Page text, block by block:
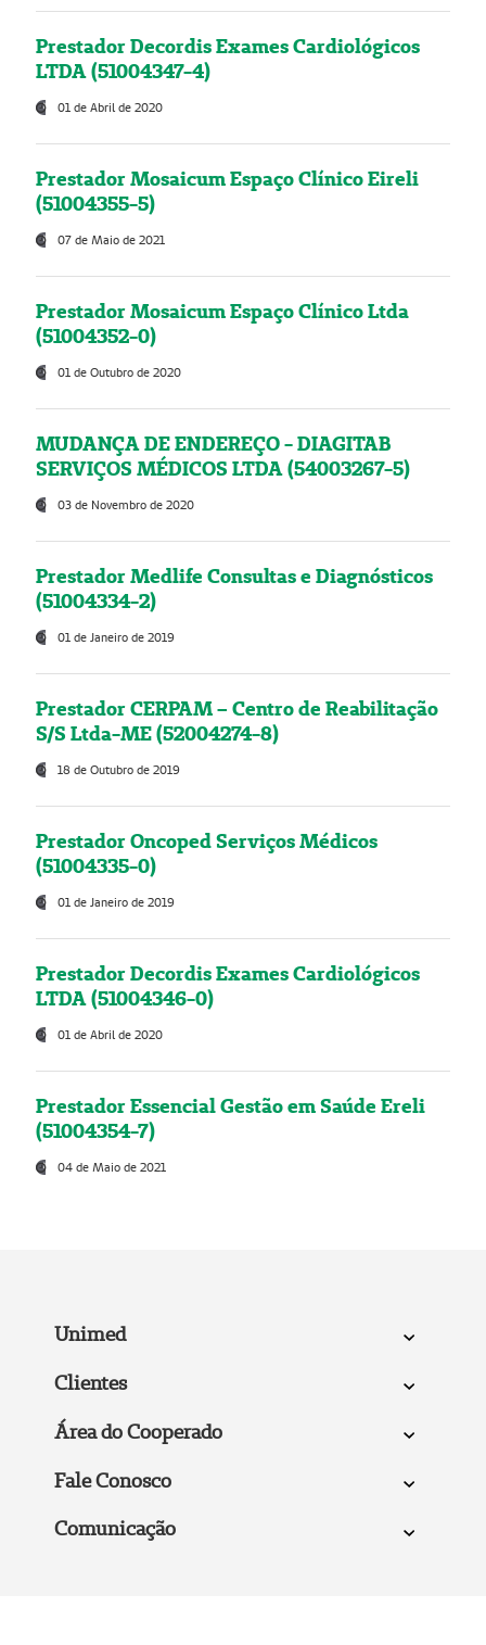
Prestador Decordis Exames Cardiológicos
LTDA (51004347-4)
01 de Abril de 2020
Prestador Mosaicum Espaço Clínico Eireli
(51004355-5)
07 de Maio de 2021
Prestador Mosaicum Espaço Clínico Ltda
(51004352-0)
01 de Outubro de 2020
MUDANÇA DE ENDEREÇO - DIAGITAB
SERVIÇOS MÉDICOS LTDA (54003267-5)
03 de Novembro de 2020
Prestador Medlife Consultas e Diagnósticos
(51004334-2)
01 de Janeiro de 2019
Prestador CERPAM – Centro de Reabilitação
S/S Ltda-ME (52004274-8)
18 de Outubro de 2019
Prestador Oncoped Serviços Médicos
(51004335-0)
01 de Janeiro de 2019
Prestador Decordis Exames Cardiológicos
LTDA (51004346-0)
01 de Abril de 2020
Prestador Essencial Gestão em Saúde Ereli
(51004354-7)
04 de Maio de 2021
Unimed
Clientes
Área do Cooperado
Fale Conosco
Comunicação